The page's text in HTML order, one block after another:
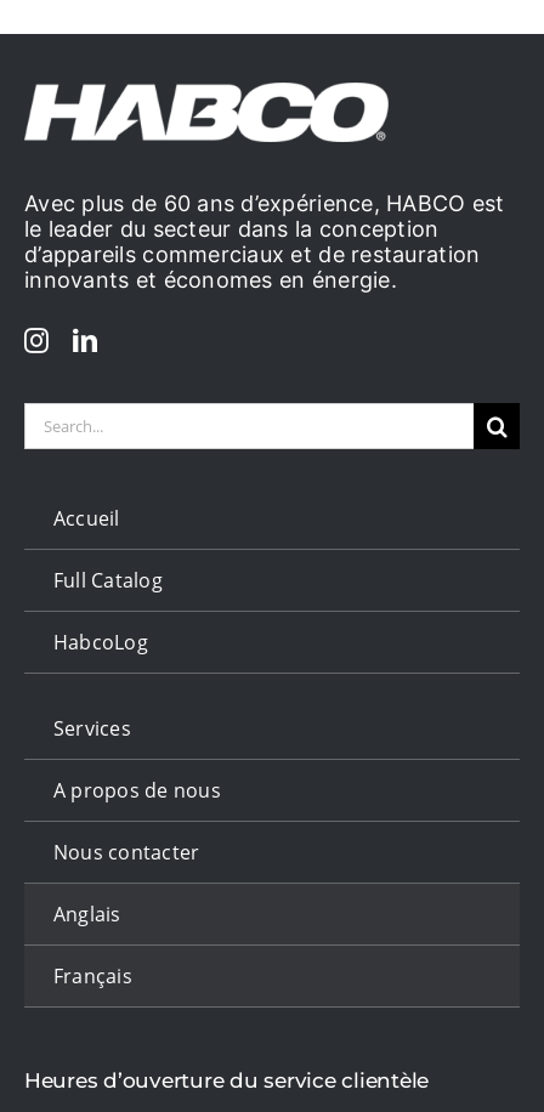
Avec plus de 60 ans d’expérience, HABCO est
le leader du secteur dans la conception
d’appareils commerciaux et de restauration
innovants et économes en énergie.
Search
Accueil
Full Catalog
HabcoLog
Services
A propos de nous
Nous contacter
Anglais
Français
Heures d’ouverture du service clientèle